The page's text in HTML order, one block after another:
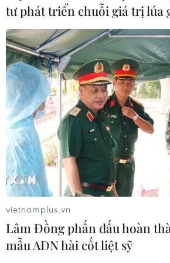
ngoại giao được trao sứ mệnh mới
09/08/2026 11:51
Trí tuệ nhân tạo tạo virus mới tiêu
diệt vi khuẩn kháng thuốc
09/08/2026 07:45
Trung Quốc vượt Mỹ trở thành
gia dẫn đầu thế giới về chi tiêu
R&D
09/08/2026 07:25
Nghị quyết số 57: Hành động đột
tư phát triển chuỗi giá trị lúa
vietnamplus.vn
Lâm Đồng phấn đấu hoàn
mẫu ADN hài cốt liệt sỹ